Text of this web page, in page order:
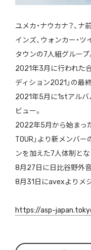
ユメカ・ナウカナ？、ナ
インズ、ウォンカー・
タウンの7人組グループ
2021年3月に行われた
ディション2021」の最
2021年5月に1stアルバ
ビュー。
2022年5月から始まっ
TOUR」より新メンバ
ンを加えた7人体制とな
8月27日に日比谷野外
8月31日にavexよりメ
https://asp-